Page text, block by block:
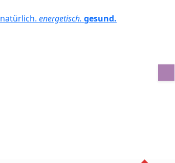
natürlich. energetisch. gesund.